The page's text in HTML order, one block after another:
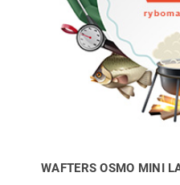
WAFTERS OSMO MINI